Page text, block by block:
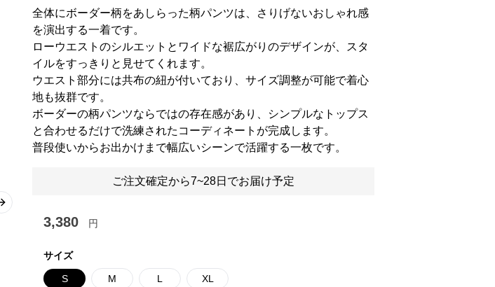
Next slide
全体にボーダー柄をあしらった柄パンツは、さりげないおしゃれ感
を演出する一着です。
ローウエストのシルエットとワイドな裾広がりのデザインが、スタ
イルをすっきりと見せてくれます。
ウエスト部分には共布の紐が付いており、サイズ調整が可能で着心
地も抜群です。
ボーダーの柄パンツならではの存在感があり、シンプルなトップス
と合わせるだけで洗練されたコーディネートが完成します。
普段使いからお出かけまで幅広いシーンで活躍する一枚です。
ご注文確定から7~28日でお届け予定
3,380 円
サイズ
S M L XL